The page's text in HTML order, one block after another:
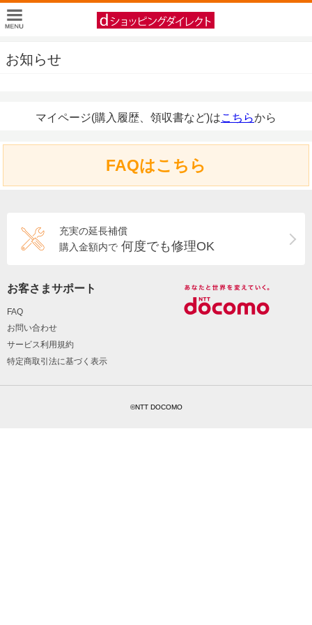
お知らせ
マイページ(購入履歴、領収書など)はこちらから
FAQはこちら
充実の延長補償
購入金額内で 何度でも修理OK
お客さまサポート
FAQ
お問い合わせ
サービス利用規約
特定商取引法に基づく表示
©NTT DOCOMO